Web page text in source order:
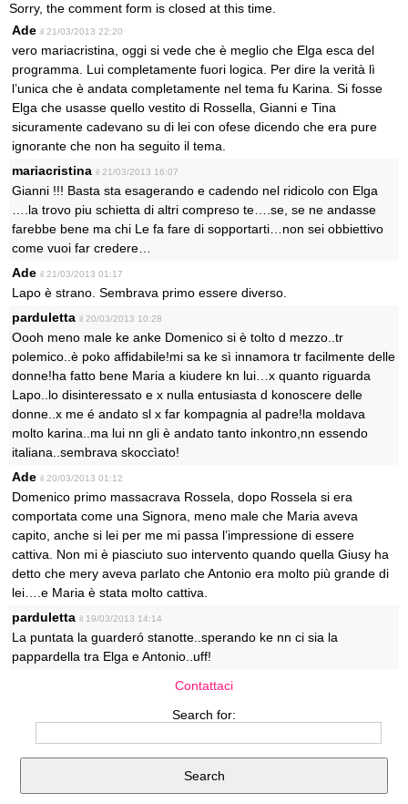
Sorry, the comment form is closed at this time.
Ade il 21/03/2013 22:20
vero mariacristina, oggi si vede che è meglio che Elga esca del
programma. Lui completamente fuori logica. Per dire la verità lì
l’unica che è andata completamente nel tema fu Karina. Si fosse
Elga che usasse quello vestito di Rossella, Gianni e Tina
sicuramente cadevano su di lei con ofese dicendo che era pure
ignorante che non ha seguito il tema.
mariacristina il 21/03/2013 16:07
Gianni !!! Basta sta esagerando e cadendo nel ridicolo con Elga
….la trovo piu schietta di altri compreso te….se, se ne andasse
farebbe bene ma chi Le fa fare di sopportarti…non sei obbiettivo
come vuoi far credere…
Ade il 21/03/2013 01:17
Lapo è strano. Sembrava primo essere diverso.
parduletta il 20/03/2013 10:28
Oooh meno male ke anke Domenico si è tolto d mezzo..tr
polemico..è poko affidabile!mi sa ke sì innamora tr facilmente delle
donne!ha fatto bene Maria a kiudere kn lui…x quanto riguarda
Lapo..lo disinteressato e x nulla entusiasta d konoscere delle
donne..x me é andato sl x far kompagnia al padre!la moldava
molto karina..ma lui nn gli è andato tanto inkontro,nn essendo
italiana..sembrava skoccìato!
Ade il 20/03/2013 01:12
Domenico primo massacrava Rossela, dopo Rossela si era
comportata come una Signora, meno male che Maria aveva
capito, anche si lei per me mi passa l’impressione di essere
cattiva. Non mi è piasciuto suo intervento quando quella Giusy ha
detto che mery aveva parlato che Antonio era molto più grande di
lei….e Maria è stata molto cattiva.
parduletta il 19/03/2013 14:14
La puntata la guarderó stanotte..sperando ke nn ci sia la
pappardella tra Elga e Antonio..uff!
Contattaci
Search for: